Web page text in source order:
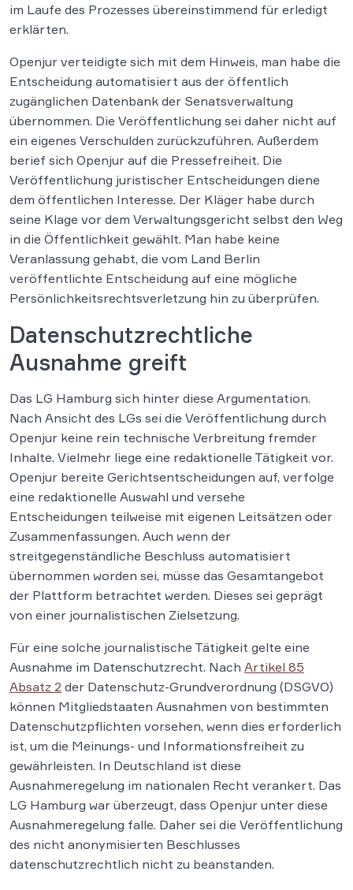
im Laufe des Prozesses übereinstimmend für erledigt
erklärten.
Openjur verteidigte sich mit dem Hinweis, man habe die
Entscheidung automatisiert aus der öffentlich
zugänglichen Datenbank der Senatsverwaltung
übernommen. Die Veröffentlichung sei daher nicht auf
ein eigenes Verschulden zurückzuführen. Außerdem
berief sich Openjur auf die Pressefreiheit. Die
Veröffentlichung juristischer Entscheidungen diene
dem öffentlichen Interesse. Der Kläger habe durch
seine Klage vor dem Verwaltungsgericht selbst den Weg
in die Öffentlichkeit gewählt. Man habe keine
Veranlassung gehabt, die vom Land Berlin
veröffentlichte Entscheidung auf eine mögliche
Persönlichkeitsrechtsverletzung hin zu überprüfen.
Datenschutzrechtliche
Ausnahme greift
Das LG Hamburg sich hinter diese Argumentation.
Nach Ansicht des LGs sei die Veröffentlichung durch
Openjur keine rein technische Verbreitung fremder
Inhalte. Vielmehr liege eine redaktionelle Tätigkeit vor.
Openjur bereite Gerichtsentscheidungen auf, verfolge
eine redaktionelle Auswahl und versehe
Entscheidungen teilweise mit eigenen Leitsätzen oder
Zusammenfassungen. Auch wenn der
streitgegenständliche Beschluss automatisiert
übernommen worden sei, müsse das Gesamtangebot
der Plattform betrachtet werden. Dieses sei geprägt
von einer journalistischen Zielsetzung.
Für eine solche journalistische Tätigkeit gelte eine
Ausnahme im Datenschutzrecht. Nach Artikel 85
Absatz 2 der Datenschutz-Grundverordnung (DSGVO)
können Mitgliedstaaten Ausnahmen von bestimmten
Datenschutzpflichten vorsehen, wenn dies erforderlich
ist, um die Meinungs- und Informationsfreiheit zu
gewährleisten. In Deutschland ist diese
Ausnahmeregelung im nationalen Recht verankert. Das
LG Hamburg war überzeugt, dass Openjur unter diese
Ausnahmeregelung falle. Daher sei die Veröffentlichung
des nicht anonymisierten Beschlusses
datenschutzrechtlich nicht zu beanstanden.